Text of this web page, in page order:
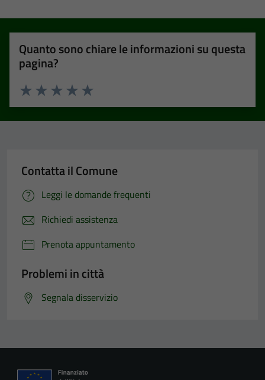
Quanto sono chiare le informazioni su questa
pagina?
Valuta 5 stelle su 5
Valuta 4 stelle su 5
Valuta 3 stelle su 5
Valuta 2 stelle su 5
Valuta 1 stelle su 5
Contatta il Comune
Leggi le domande frequenti
Richiedi assistenza
Prenota appuntamento
Problemi in città
Segnala disservizio